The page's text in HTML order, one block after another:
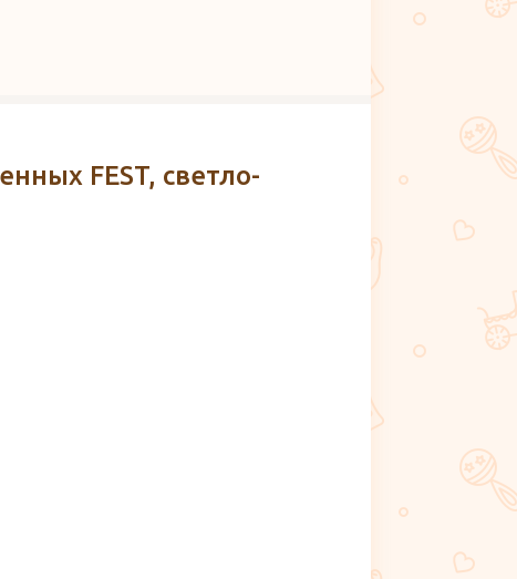
FEST, светло-